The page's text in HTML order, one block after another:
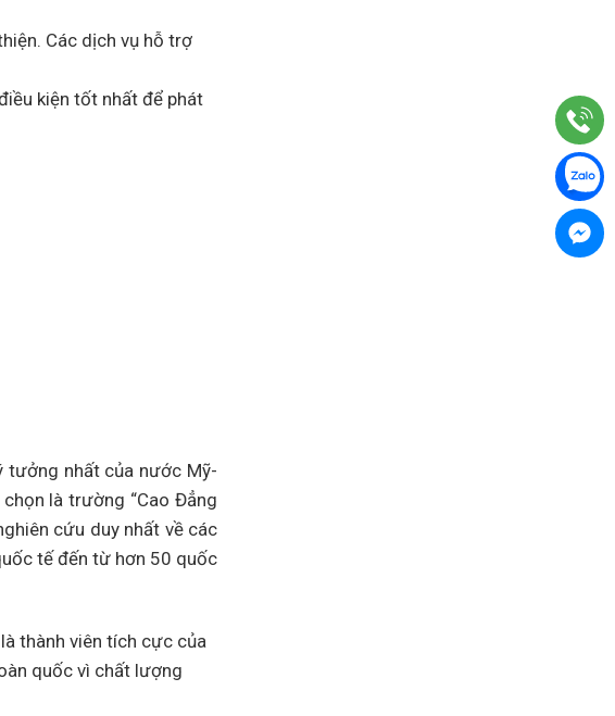
Các dịch vụ hỗ trợ
kiện tốt nhất để phát
tưởng nhất của nước Mỹ-
là trường “Cao Đẳng
cứu duy nhất về các
tế đến từ hơn 50 quốc
thành viên tích cực của
quốc vì chất lượng